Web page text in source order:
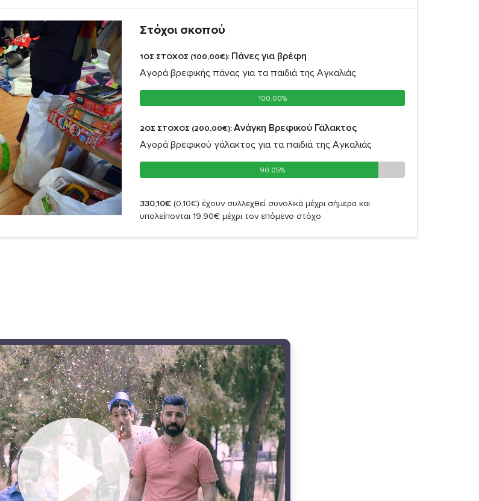
Στόχοι σκοπού
1ΟΣ ΣΤΟΧΟΣ (100,00€): Πάνες για βρέφη
Αγορά βρεφικής πάνας για τα παιδιά της Αγκαλιάς
100.00%
100.00%
2ΟΣ ΣΤΟΧΟΣ (200,00€):Ανάγκη Βρεφικού Γάλακτος
Αγορά βρεφικού γάλακτος για τα παιδιά της Αγκαλιάς
90.05%
90.05%
330,10€ (0,10€) έχουν συλλεχθεί συνολικά μέχρι σήμερα και
υπολείπονται 19,90€ μέχρι τον επόμενο στόχο